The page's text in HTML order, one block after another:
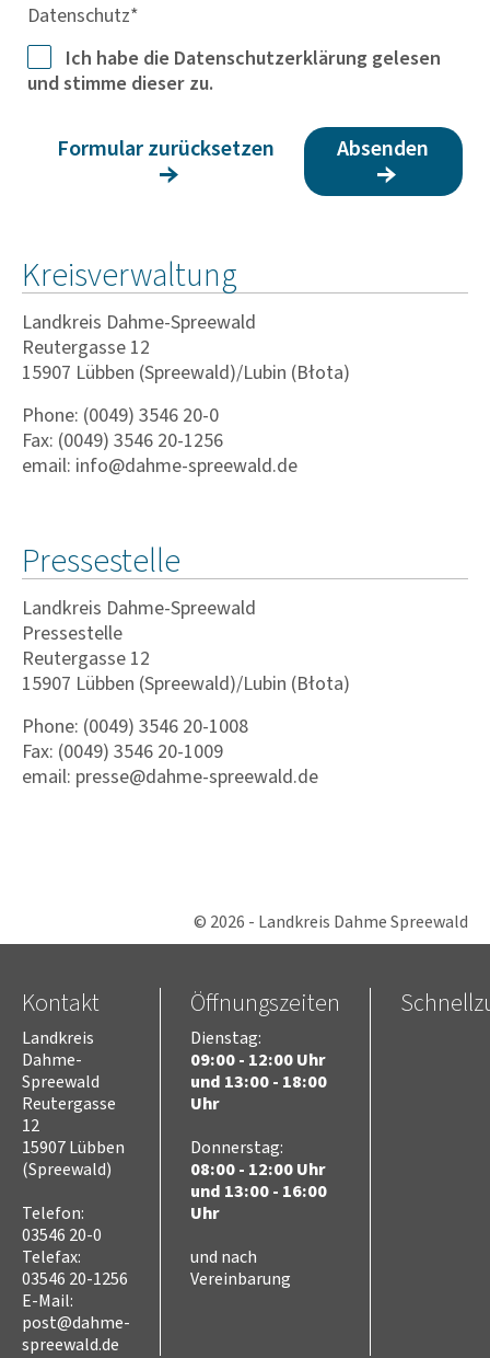
Datenschutz*
Ich habe die Datenschutzerklärung gelesen
und stimme dieser zu.
Absenden
Formular zurücksetzen
Kreisverwaltung
Landkreis Dahme-Spreewald
Reutergasse 12
15907 Lübben (Spreewald)/Lubin (Błota)
Phone: (0049) 3546 20-0
Fax: (0049) 3546 20-1256
email: info@dahme-spreewald.de
Pressestelle
Landkreis Dahme-Spreewald
Pressestelle
Reutergasse 12
15907 Lübben (Spreewald)/Lubin (Błota)
Phone: (0049) 3546 20-1008
Fax: (0049) 3546 20-1009
email: presse@dahme-spreewald.de
© 2026 - Landkreis Dahme Spreewald
Kontakt
Landkreis
Dahme-
Spreewald
Reutergasse
12
15907 Lübben
(Spreewald)
Telefon:
03546 20-0
Telefax:
03546 20-1256
E-Mail:
post@dahme-
spreewald.de
Öffnungszeiten
Dienstag:
09:00 - 12:00 Uhr
und 13:00 - 18:00
Uhr
Donnerstag:
08:00 - 12:00 Uhr
und 13:00 - 16:00
Uhr
und nach
Vereinbarung